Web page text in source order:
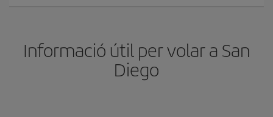
Informació útil per volar a San
Diego